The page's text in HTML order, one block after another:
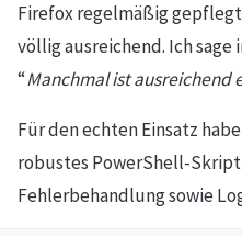
Firefox regelmäßig
völlig ausreichend. Ich sage
“Manchmal ist ausreichend
Für den echten Einsatz
robustes PowerShell-
Fehlerbehandlung sowie